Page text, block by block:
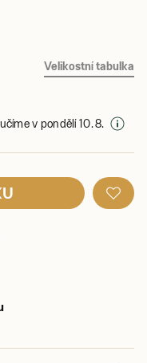
Velikostní tabulka
v pondělí 10. 8.